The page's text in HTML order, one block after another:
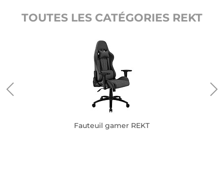
TOUTES LES CATÉGORIES REKT
Fauteuil gamer REKT